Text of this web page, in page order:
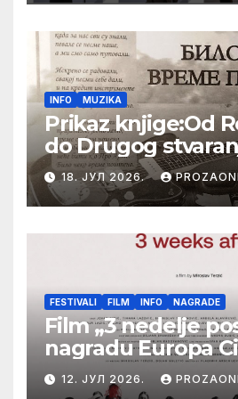
Festival
INFO MUZIKA
Prikaz knjige:Od
do Drugog
(bilo neko vreme
(autor- Zlatomira
Botoš 2022.
samizdat)
18. ЈУЛ 2026.
FESTIVALI FILM INFO NAGRADE
Film „3 nedelje
nagradu Europa
Label na
u Karlovim
12. ЈУЛ 2026.